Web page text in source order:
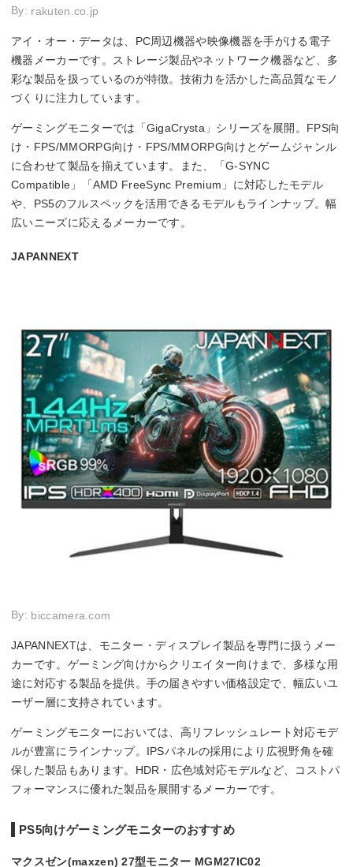
By: rakuten.co.jp
アイ・オー・データは、PC周辺機器や映像機器を手がける電⼦
機器メーカーです。ストレージ製品やネットワーク機器など、多
彩な製品を扱っているのが特徴。技術力を活かした高品質なモノ
づくりに注力しています。
ゲーミングモニターでは「GigaCrysta」シリーズを展開。FPS向
け・FPS/MMORPG向け・FPS/MMORPG向けとゲームジャンル
に合わせて製品を揃えています。また、「G-SYNC
Compatible」「AMD FreeSync Premium」に対応したモデル
や、PS5のフルスペックを活用できるモデルもラインナップ。幅
広いニーズに応えるメーカーです。
JAPANNEXT
By: biccamera.com
JAPANNEXTは、モニター・ディスプレイ製品を専門に扱うメー
カーです。ゲーミング向けからクリエイター向けまで、多様な用
途に対応する製品を提供。手の届きやすい価格設定で、幅広いユ
ーザー層に支持されています。
ゲーミングモニターにおいては、高リフレッシュレート対応モデ
ルが豊富にラインナップ。IPSパネルの採用により広視野角を確
保した製品もあります。HDR・広色域対応モデルなど、コストパ
フォーマンスに優れた製品を展開するメーカーです。
PS5向けゲーミングモニターのおすすめ
マクスゼン(maxzen) 27型モニター MGM27IC02